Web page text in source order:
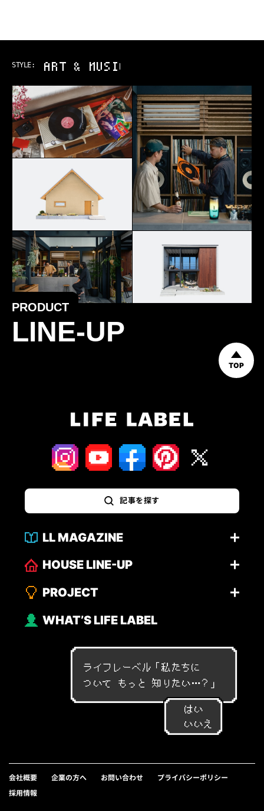
STYLE: ART & MUSIC
PRODUCT
LINE-UP
TOP
記事を探す
LL MAGAZINE
HOUSE LINE-UP
PROJECT
WHAT’S LIFE LABEL
ライフレーベル「私 たちに
つ いて も っ と 知 り た い…？ 」
はい
いいえ
会社概要 企業の方へ お問い合わせ
プライバシーポリシー
採用情報